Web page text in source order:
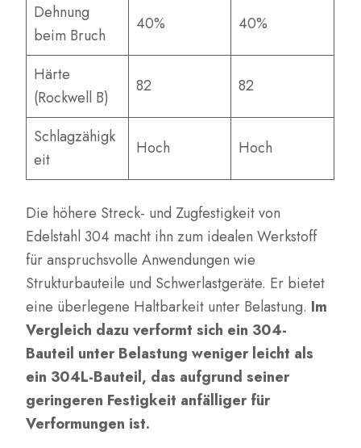
Dehnung
beim Bruch
40% 40%
Härte
(Rockwell B)
82 82
Schlagzähigk
eit
Hoch Hoch
Die höhere Streck- und Zugfestigkeit von
Edelstahl 304 macht ihn zum idealen Werkstoff
für anspruchsvolle Anwendungen wie
Strukturbauteile und Schwerlastgeräte. Er bietet
eine überlegene Haltbarkeit unter Belastung. Im
Vergleich dazu verformt sich ein 304-
Bauteil unter Belastung weniger leicht als
ein 304L-Bauteil, das aufgrund seiner
geringeren Festigkeit anfälliger für
Verformungen ist.